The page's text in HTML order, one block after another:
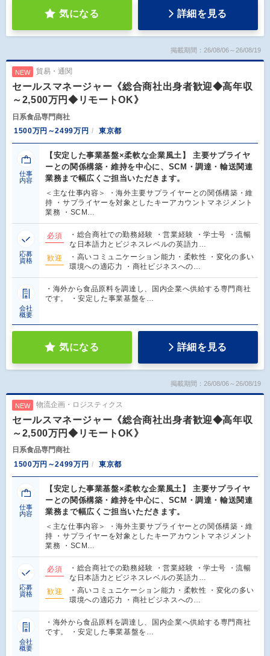
気になる 詳細を見る
掲載期間：26/08/06～26/08/19
NEW 貿易・通関
セールスマネージャー《総合商社出身者歓迎◆高年収
～2,500万円◆リモートOK》
日系食品専門商社
1500万円～2499万円
東京都
仕事
内容
【安定した事業基盤×柔軟な企業風土】 主要サプライヤ
ーとの関係構築・維持を中心に、SCM・調達・輸送関連
業務まで幅広くご担当いただきます。
＜主な仕事内容＞ ・海外主要サプライヤーとの関係構築・維
持 ・サプライヤーを対象としたキーアカウントマネジメント
業務 ・SCM…
応募
資格
必須
・総合商社での勤務経験 ・営業経験 ・学士号 ・流暢
な日本語力とビジネスレベルの英語力…
歓迎
・高いコミュニケーション能力・柔軟性 ・変化の多い
環境への適応力 ・商社ビジネスへの…
会社
概要
・海外から食品原料を調達し、国内企業へ供給する専門商社
です。 ・安定した事業基盤を…
気になる 詳細を見る
掲載期間：26/08/06～26/08/19
NEW 物流企画・ロジスティクス
セールスマネージャー《総合商社出身者歓迎◆高年収
～2,500万円◆リモートOK》
日系食品専門商社
1500万円～2499万円
東京都
仕事
内容
【安定した事業基盤×柔軟な企業風土】 主要サプライヤ
ーとの関係構築・維持を中心に、SCM・調達・輸送関連
業務まで幅広くご担当いただきます。
＜主な仕事内容＞ ・海外主要サプライヤーとの関係構築・維
持 ・サプライヤーを対象としたキーアカウントマネジメント
業務 ・SCM…
応募
資格
必須
・総合商社での勤務経験 ・営業経験 ・学士号 ・流暢
な日本語力とビジネスレベルの英語力…
歓迎
・高いコミュニケーション能力・柔軟性 ・変化の多い
環境への適応力 ・商社ビジネスへの…
会社
概要
・海外から食品原料を調達し、国内企業へ供給する専門商社
です。 ・安定した事業基盤を…